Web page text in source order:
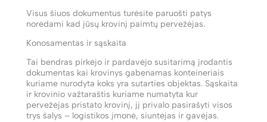
Visus šiuos dokumentus turėsite paruošti patys
norėdami kad jūsų krovinį paimtų pervežėjas.
Konosamentas ir sąskaita
Tai bendras pirkėjo ir pardavėjo susitarimą įrodantis
dokumentas kai krovinys gabenamas konteineriais
kuriame nurodyta koks yra sutarties objektas. Sąskaita
ir krovinio važtaraštis kuriame numatyta kur
pervežėjas pristato krovinį, jį privalo pasirašyti visos
trys šalys – logistikos įmonė, siuntėjas ir gavėjas.